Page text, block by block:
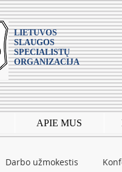
LIETUVOS
SLAUGOS
SPECIALISTŲ
ORGANIZACIJA
APIE MUS
Darbo užmokestis